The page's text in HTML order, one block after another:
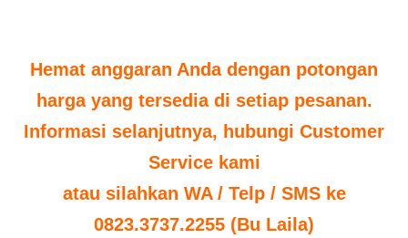
Hemat anggaran Anda dengan potongan
harga yang tersedia di setiap pesanan.
Informasi selanjutnya, hubungi Customer
Service kami
atau silahkan WA / Telp / SMS ke
0823.3737.2255 (Bu Laila)